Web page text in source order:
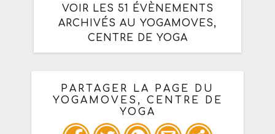
VOIR LES 51 ÉVÈNEMENTS
ARCHIVÉS AU YOGAMOVES,
CENTRE DE YOGA
PARTAGER LA PAGE DU
YOGAMOVES, CENTRE DE
YOGA